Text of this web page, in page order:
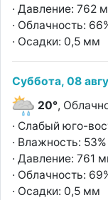
· Давление: 762
· Облачность:
· Осадки: 0,5 мм
Суббота, 08
20°,
· Слабый юго-
· Влажность: 53%
· Давление: 761
· Облачность:
· Осадки: 0,5 мм